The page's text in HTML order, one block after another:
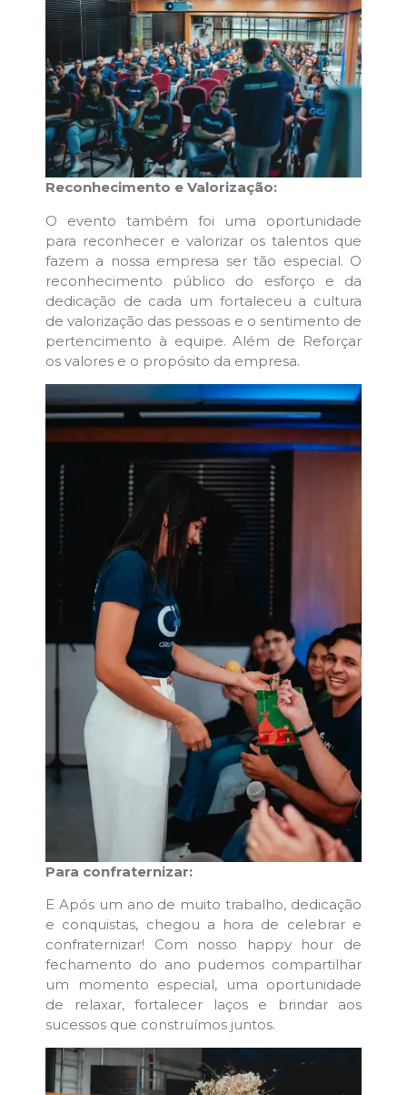
Reconhecimento e Valorização:
O evento também foi uma oportunidade
para reconhecer e valorizar os talentos que
fazem a nossa empresa ser tão especial. O
reconhecimento público do esforço e da
dedicação de cada um fortaleceu a cultura
de valorização das pessoas e o sentimento de
pertencimento à equipe. Além de Reforçar
os valores e o propósito da empresa.
Para confraternizar:
E Após um ano de muito trabalho, dedicação
e conquistas, chegou a hora de celebrar e
confraternizar! Com nosso happy hour de
fechamento do ano pudemos compartilhar
um momento especial, uma oportunidade
de relaxar, fortalecer laços e brindar aos
sucessos que construímos juntos.